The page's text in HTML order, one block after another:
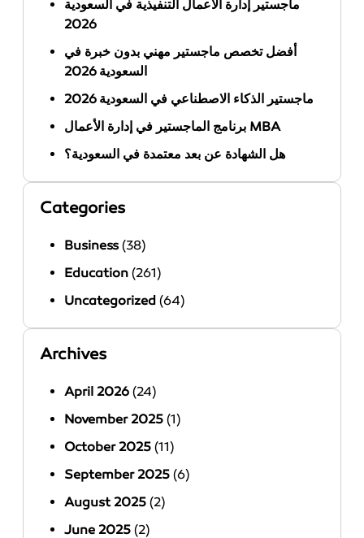
ماجستير إدارة الأعمال التنفيذية في السعودية
2026
أفضل تخصص ماجستير مهني بدون خبرة في
السعودية 2026
ماجستير الذكاء الاصطناعي في السعودية 2026
برنامج الماجستير في إدارة الأعمال MBA
هل الشهادة عن بعد معتمدة في السعودية؟
Categories
Business (38)
Education (261)
Uncategorized (64)
Archives
April 2026 (24)
November 2025 (1)
October 2025 (11)
September 2025 (6)
August 2025 (2)
June 2025 (2)